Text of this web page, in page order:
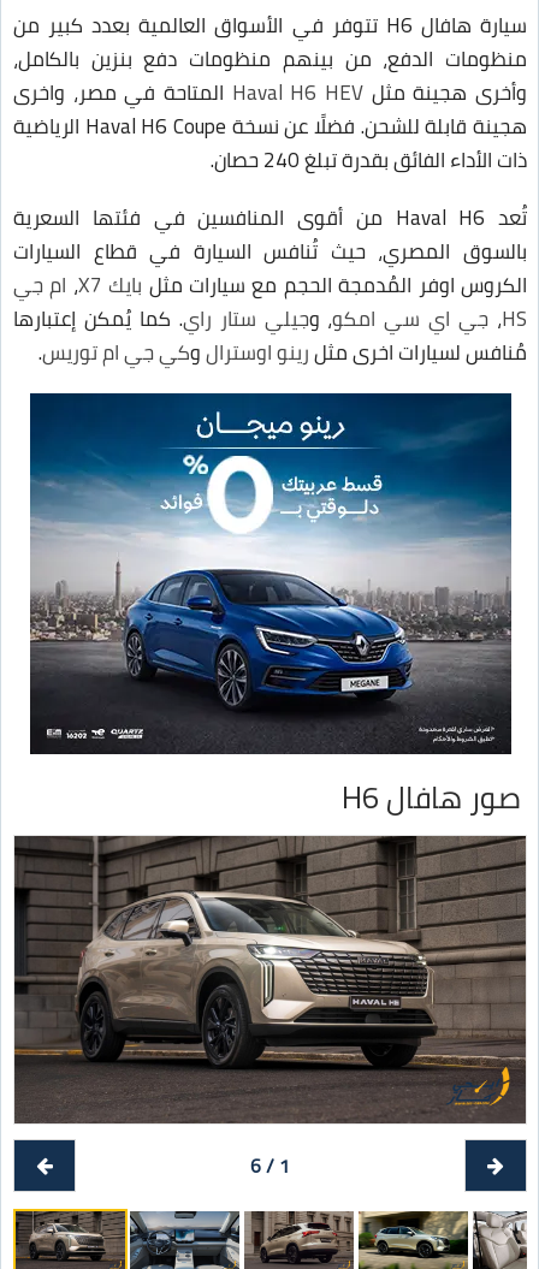
سيارة هافال H6 تتوفر في الأسواق العالمية بعدد كبير من
منظومات الدفع، من بينهم منظومات دفع بنزين بالكامل،
وأخرى هجينة مثل Haval H6 HEV المتاحة في مصر، واخرى
هجينة قابلة للشحن. فضلًا عن نسخة Haval H6 Coupe الرياضية
ذات الأداء الفائق بقدرة تبلغ 240 حصان.
تُعد Haval H6 من أقوى المنافسين في فئتها السعرية
بالسوق المصري، حيث تُنافس السيارة في قطاع السيارات
الكروس اوفر المُدمجة الحجم مع سيارات مثل بايك X7 ، ام جي
HS، جي اي سي امكو، وجيلي ستار راي. كما يُمكن إعتبارها
مُنافس لسيارات اخرى مثلرينو اوسترالوكي جي ام توريس.
صور هافال H6
1 / 6